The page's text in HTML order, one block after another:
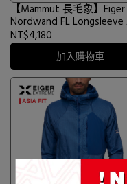
排汗衣
【Mammut 長毛象】Eiger
Nordwand FL Longsleeve
Men 極限艾格長袖排汗衣
男款 #1016-02080
NT$4,180
加入購物車